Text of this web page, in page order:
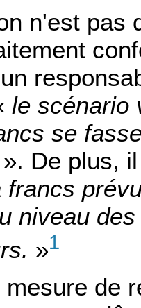
n'est pas
le scénario
se
». De plus,
francs
niveau
»1
de